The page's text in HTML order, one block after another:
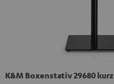
K&M Boxenstativ 29680 kurz